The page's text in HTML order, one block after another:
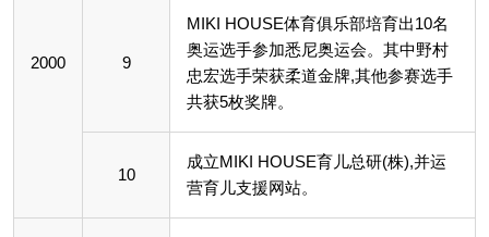
2000 9
MIKI HOUSE体育俱乐部培育出10名
奥运选手参加悉尼奥运会。其中野村
忠宏选手荣获柔道金牌,其他参赛选手
共获5枚奖牌。
10
成立MIKI HOUSE育儿总研(株),并运
营育儿支援网站。